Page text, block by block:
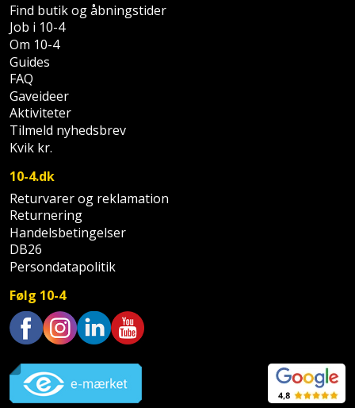
Vinduer
WinWin
plader
Saks
Sav
Savbuk
Savklinge
Skruestik
Skruetrækker
Skruetvinge
Slibeartikler
og
rustopløser
Klippeværktøj
Kombokit
Kompressor
Lader
Limpistol
Linjelaser
Loddekolbe
Luftværktøj
Måleinstrumenter
Malersprøjte
Køkkenudstyr
Leg
Lommelygte
Merchandise
Pavillon
Personlig
pleje
Plantekasser
Postkasse
Postkassestander
Find butik og åbningstider
Job i 10-4
Om 10-4
Guides
FAQ
Gaveideer
Aktiviteter
Tilmeld nyhedsbrev
Kvik kr.
10-4.dk
Returvarer og reklamation
Returnering
Handelsbetingelser
DB26
Persondatapolitik
Følg 10-4